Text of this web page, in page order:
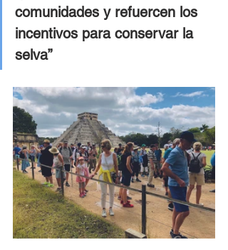
comunidades y refuercen los
incentivos para conservar la
selva”